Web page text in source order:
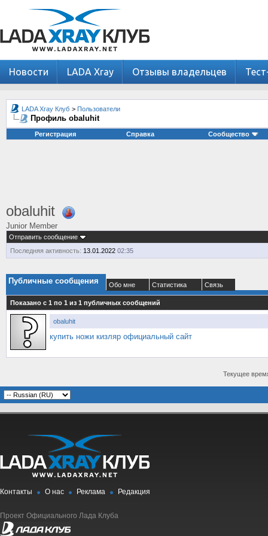
Новости LADA Xray Отзывы владельцев
LADA Xray Клуб > Пользователи
Профиль obaluhit
Регистрация Справка Сообщество
obaluhit
Junior Member
Отправить сообщение
Последняя активность: 13.01.2022 02:35
Публичные сообщения Обо мне Статистика Связь
Показано с 1 по 1 из 1 публичных сообщений
obaluhit
купить ножи кизляр официальный сайт
Текущее
Контакты О нас Реклама Редакция
Проект Официального Лада Клуба